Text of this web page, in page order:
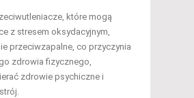
które mogą
z stresem oksydacyjnym,
przeciwzapalne, co przyczynia
zdrowia fizycznego,
zdrowie psychiczne i